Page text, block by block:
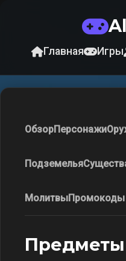
Главная Игры
ОбзорПерсонажи
Подземелья
МолитвыПромокоды
Предметы